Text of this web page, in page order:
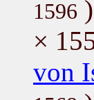
1596 )
×
von